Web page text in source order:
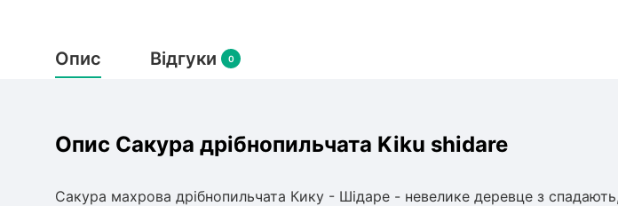
Опис Відгуки 0
Опис Сакура дрібнопильчата Kiku shidare
Сакура махрова дрібнопильчата Кику - Шідаре - невелике деревце з